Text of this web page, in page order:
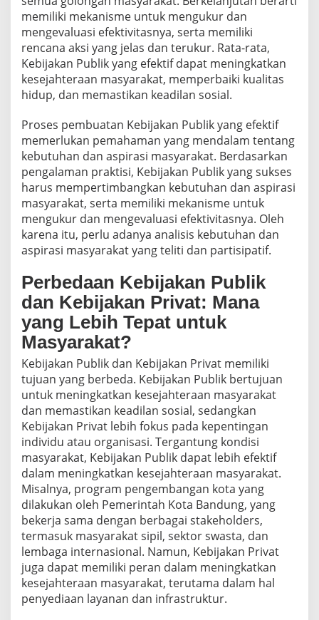
memiliki mekanisme untuk mengukur dan
mengevaluasi efektivitasnya, serta memiliki
rencana aksi yang jelas dan terukur. Rata-rata,
Kebijakan Publik yang efektif dapat meningkatkan
kesejahteraan masyarakat, memperbaiki kualitas
hidup, dan memastikan keadilan sosial.
Proses pembuatan Kebijakan Publik yang efektif
memerlukan pemahaman yang mendalam tentang
kebutuhan dan aspirasi masyarakat. Berdasarkan
pengalaman praktisi, Kebijakan Publik yang sukses
harus mempertimbangkan kebutuhan dan aspirasi
masyarakat, serta memiliki mekanisme untuk
mengukur dan mengevaluasi efektivitasnya. Oleh
karena itu, perlu adanya analisis kebutuhan dan
aspirasi masyarakat yang teliti dan partisipatif.
Perbedaan Kebijakan Publik
dan Kebijakan Privat: Mana
yang Lebih Tepat untuk
Masyarakat?
Kebijakan Publik dan Kebijakan Privat memiliki
tujuan yang berbeda. Kebijakan Publik bertujuan
untuk meningkatkan kesejahteraan masyarakat
dan memastikan keadilan sosial, sedangkan
Kebijakan Privat lebih fokus pada kepentingan
individu atau organisasi. Tergantung kondisi
masyarakat, Kebijakan Publik dapat lebih efektif
dalam meningkatkan kesejahteraan masyarakat.
Misalnya, program pengembangan kota yang
dilakukan oleh Pemerintah Kota Bandung, yang
bekerja sama dengan berbagai stakeholders,
termasuk masyarakat sipil, sektor swasta, dan
lembaga internasional. Namun, Kebijakan Privat
juga dapat memiliki peran dalam meningkatkan
kesejahteraan masyarakat, terutama dalam hal
penyediaan layanan dan infrastruktur.